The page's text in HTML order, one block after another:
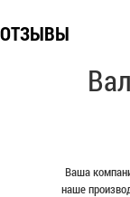
ОТЗЫВЫ
Ваша
наше